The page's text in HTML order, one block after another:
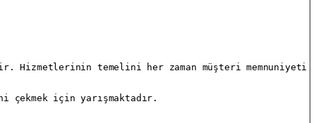
temelini her zaman müşteri
için yarışmaktadır.